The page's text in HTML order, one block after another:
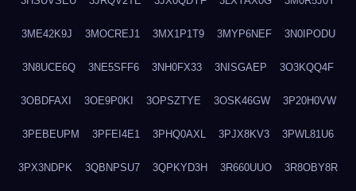
3ME42K9J 3MOCREJ1 3MX1P1T9 3MYP6NEF 3N0IPODU
3N8UCE6Q 3NE5SFF6 3NH0FX33 3NISGAEP 3O3KQQ4F
3OBDFAXI 3OE9P0KI 3OPSZTYE 3OSK46GW 3P20H0VW
3PEBEUPM 3PFEI4E1 3PHQ0AXL 3PJX8KV3 3PWL81U6
3PX3NDPK 3QBNPSU7 3QPKYD3H 3R660UUO 3R8OBY8R